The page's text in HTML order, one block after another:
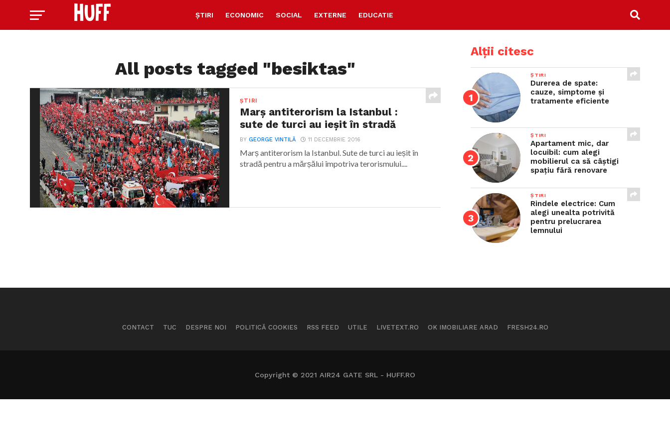
ȘTIRI ECONOMIC SOCIAL EXTERNE EDUCATIE
All posts tagged "besiktas"
ȘTIRI
Marș antiterorism la Istanbul :
sute de turci au ieșit în stradă
BYGEORGE VINTILĂ 11 DECEMBRIE 2016
Marș antiterorism la Istanbul. Sute de turci au ieșit în
stradă pentru a mărșălui împotriva terorismului....
Alții citesc
ȘTIRI
Durerea de spate:
cauze, simptome și
tratamente eficiente
ȘTIRI
Apartament mic, dar
locuibil: cum alegi
mobilierul ca să câștigi
spațiu fără renovare
ȘTIRI
Rindele electrice: Cum
alegi unealta potrivită
pentru prelucrarea
lemnului
CONTACT TUC DESPRE NOI POLITICĂ COOKIES RSS FEED UTILE LIVETEXT.RO OK IMOBILIARE ARAD FRESH24.RO
Copyright © 2021 AIR24 GATE SRL - HUFF.RO